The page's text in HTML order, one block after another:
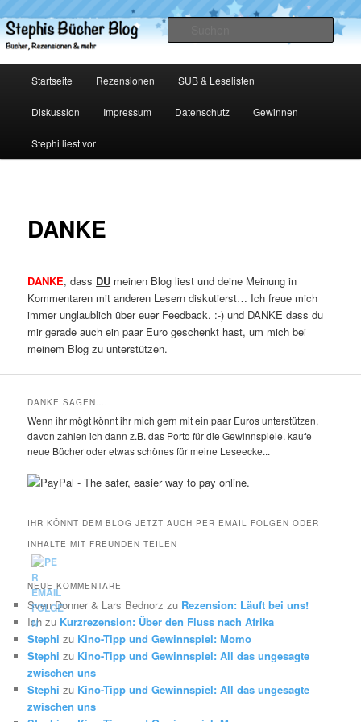
primären
Inhalt
Stephis Bücher Blog
Startseite Rezensionen SUB & Leselisten
Diskussion Impressum Datenschutz Gewinnen
Stephi liest vor
DANKE
DANKE, dass DU meinen Blog liest und deine Meinung in
Kommentaren mit anderen Lesern diskutierst… Ich freue mich
immer unglaublich über euer Feedback. :-) und DANKE dass du
mir gerade auch ein paar Euro geschenkt hast, um mich bei
meinem Blog zu unterstützen.
DANKE SAGEN….
Wenn ihr mögt könnt ihr mich gern mit ein paar Euros unterstützen,
davon zahlen ich dann z.B. das Porto für die Gewinnspiele. kaufe
neue Bücher oder etwas schönes für meine Leseecke...
IHR KÖNNT DEM BLOG JETZT AUCH PER EMAIL FOLGEN ODER
INHALTE MIT FREUNDEN TEILEN
NEUE KOMMENTARE
Sven Donner & Lars Bednorz zu Rezension: Läuft bei uns!
Ich zu Kurzrezension: Über den Fluss nach Afrika
Stephi zu Kino-Tipp und Gewinnspiel: Momo
Stephi zu Kino-Tipp und Gewinnspiel: All das ungesagte
zwischen uns
Stephi zu Kino-Tipp und Gewinnspiel: All das ungesagte
zwischen uns